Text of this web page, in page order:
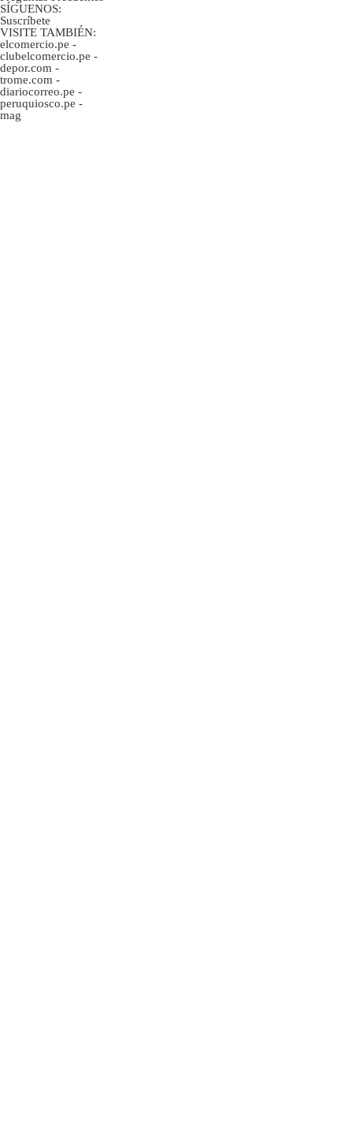
SÍGUENOS:
Suscríbete
VISITE TAMBIÉN:
elcomercio.pe -
clubelcomercio.pe -
depor.com -
trome.com -
diariocorreo.pe -
peruquiosco.pe -
mag